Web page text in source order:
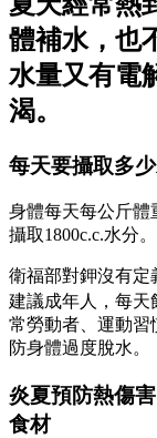
體補水，也
水量又有電
渴。
每天要攝取多
身體每天每公斤體
攝取1800c.c.水分。
衛福部對鉀沒有定
建議成年人，每天
常勞動者、運動習
防身體過度脫水。
炎夏預防熱傷
食材